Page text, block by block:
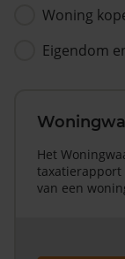
Woning
Eigendom
Het
taxatierapport
van een